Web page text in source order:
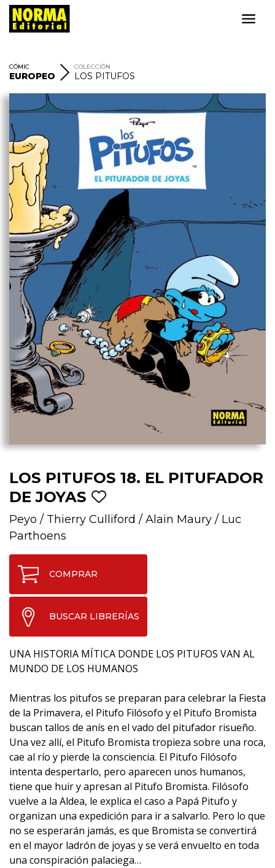
CÓMIC
EUROPEO
COLECCIÓN
LOS PITUFOS
LOS PITUFOS 18. EL PITUFADOR
DE JOYAS
Peyo / Thierry Culliford / Alain Maury / Luc
Parthoens
COMPRAR
BUSCAR LIBRERÍAS
UNA HISTORIA MÍTICA DONDE LOS PITUFOS VAN AL
MUNDO DE LOS HUMANOS
Mientras los pitufos se preparan para celebrar la Fiesta
de la Primavera, el Pitufo Filósofo y el Pitufo Bromista
buscan tallos de anís en el vado del pitufador risueño.
Una vez allí, el Pitufo Bromista tropieza sobre una roca,
cae al río y pierde la consciencia. El Pitufo Filósofo
intenta despertarlo, pero aparecen unos humanos,
tiene que huir y apresan al Pitufo Bromista. Filósofo
vuelve a la Aldea, le explica el caso a Papá Pitufo y
organizan una expedición para ir a salvarlo. Pero lo que
no se esperarán jamás, es que Bromista se convertirá
en el mayor ladrón de joyas y se verá envuelto en toda
una conspiración palaciega…